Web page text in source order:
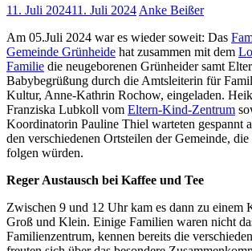
11. Juli 202411. Juli 2024 Anke Beißer
Am 05.Juli 2024 war es wieder soweit: Das
Gemeinde Grünheide hat zusammen mit dem
Familie die neugeborenen Grünheider samt
Babybegrüßung durch die Amtsleiterin für
Kultur, Anne-Kathrin Rochow, eingeladen.
Franziska Lubkoll vom Eltern-Kind-Zentrum
Koordinatorin Pauline Thiel warteten gespannt
den verschiedenen Ortsteilen der Gemeinde,
folgen würden.
Reger Austausch bei Kaffee und Tee
Zwischen 9 und 12 Uhr kam es dann zu einem
Groß und Klein. Einige Familien waren nicht
Familienzentrum, kennen bereits die